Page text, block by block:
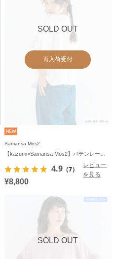
SOLD OUT
再入荷受付
NEW
Samansa Mos2
4.9 （7）
レビュー
を見る
¥8,800
SOLD OUT